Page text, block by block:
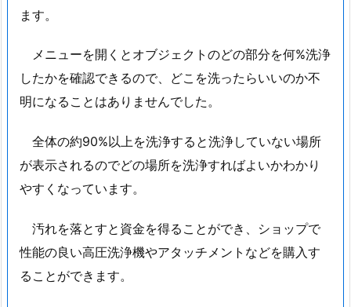
ます。
メニューを開くとオブジェクトのどの部分を何%洗浄
したかを確認できるので、どこを洗ったらいいのか不
明になることはありませんでした。
全体の約90%以上を洗浄すると洗浄していない場所
が表示されるのでどの場所を洗浄すればよいかわかり
やすくなっています。
汚れを落とすと資金を得ることができ、ショップで
性能の良い高圧洗浄機やアタッチメントなどを購入す
ることができます。